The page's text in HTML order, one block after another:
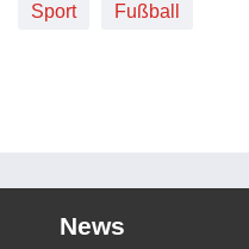
Sport Fußball
News